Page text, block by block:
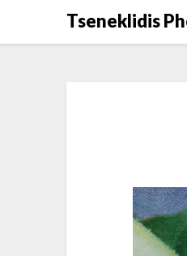
Tseneklidis